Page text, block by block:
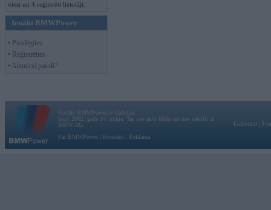
viesi un 4 reģistrēti lietotāji.
Ienākt BMWPower
• Pieslēgties
• Reģistrēties
• Aizmirsi paroli?
Vortāls BMWPower.lv darbojas
kopš 2002. gada 14. maija. Tas nav auto klubs un nav saistīts ar
BMW AG.
Par BMWPower
Kontakti Reklāma
Galvena